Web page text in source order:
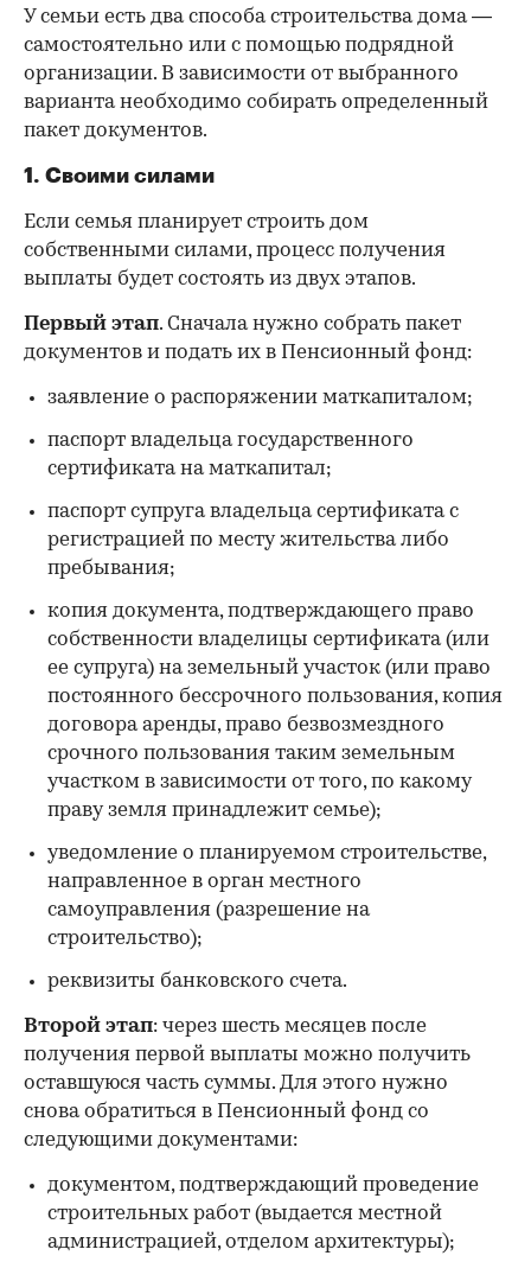
У семьи есть два способа строительства дома —
самостоятельно или с помощью подрядной
организации. В зависимости от выбранного
варианта необходимо собирать определенный
пакет документов.
1. Своими силами
Если семья планирует строить дом
собственными силами, процесс получения
выплаты будет состоять из двух этапов.
Первый этап. Сначала нужно собрать пакет
документов и подать их в Пенсионный фонд:
заявление о распоряжении маткапиталом;
паспорт владельца государственного
сертификата на маткапитал;
паспорт супруга владельца сертификата с
регистрацией по месту жительства либо
пребывания;
копия документа, подтверждающего право
собственности владелицы сертификата (или
ее супруга) на земельный участок (или право
постоянного бессрочного пользования, копия
договора аренды, право безвозмездного
срочного пользования таким земельным
участком в зависимости от того, по какому
праву земля принадлежит семье);
уведомление о планируемом строительстве,
направленное в орган местного
самоуправления (разрешение на
строительство);
реквизиты банковского счета.
Второй этап: через шесть месяцев после
получения первой выплаты можно получить
оставшуюся часть суммы. Для этого нужно
снова обратиться в Пенсионный фонд со
следующими документами:
документом, подтверждающий проведение
строительных работ (выдается местной
администрацией, отделом архитектуры);